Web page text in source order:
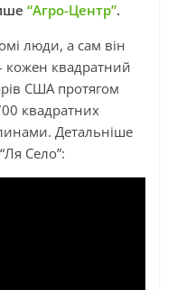
“Агро-Центр”.
люди, а сам він
кожен квадратний
США протягом
квадратних
Детальніше
Село”: